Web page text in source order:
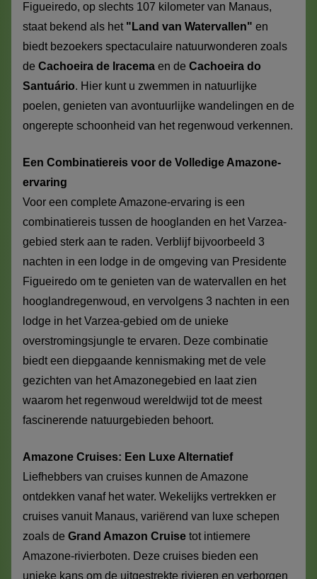
Figueiredo, op slechts 107 kilometer van Manaus,
staat bekend als het "Land van Watervallen" en
biedt bezoekers spectaculaire natuurwonderen zoals
de Cachoeira de Iracema en de Cachoeira do
Santuário. Hier kunt u zwemmen in natuurlijke
poelen, genieten van avontuurlijke wandelingen en de
ongerepte schoonheid van het regenwoud verkennen.
Een Combinatiereis voor de Volledige Amazone-
ervaring
Voor een complete Amazone-ervaring is een
combinatiereis tussen de hooglanden en het Varzea-
gebied sterk aan te raden. Verblijf bijvoorbeeld 3
nachten in een lodge in de omgeving van Presidente
Figueiredo om te genieten van de watervallen en het
hooglandregenwoud, en vervolgens 3 nachten in een
lodge in het Varzea-gebied om de unieke
overstromingsjungle te ervaren. Deze combinatie
biedt een diepgaande kennismaking met de vele
gezichten van het Amazonegebied en laat zien
waarom het regenwoud wereldwijd tot de meest
fascinerende natuurgebieden behoort.
Amazone Cruises: Een Luxe Alternatief
Liefhebbers van cruises kunnen de Amazone
ontdekken vanaf het water. Wekelijks vertrekken er
cruises vanuit Manaus, variërend van luxe schepen
zoals de Grand Amazon Cruise tot intiemere
Amazone-rivierboten. Deze cruises bieden een
unieke kans om de uitgestrekte rivieren en verborgen